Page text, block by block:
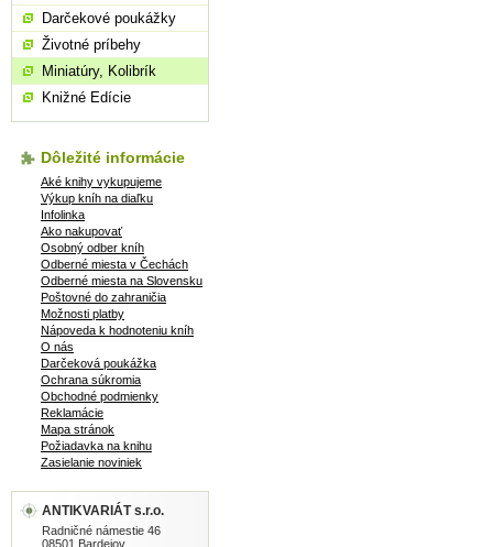
Darčekové poukážky
Životné príbehy
Miniatúry, Kolibrík
Knižné Edície
Dôležité informácie
Aké knihy vykupujeme
Výkup kníh na diaľku
Infolinka
Ako nakupovať
Osobný odber kníh
Odberné miesta v Čechách
Odberné miesta na Slovensku
Poštovné do zahraničia
Možnosti platby
Nápoveda k hodnoteniu kníh
O nás
Darčeková poukážka
Ochrana súkromia
Obchodné podmienky
Reklamácie
Mapa stránok
Požiadavka na knihu
Zasielanie noviniek
ANTIKVARIÁT s.r.o.
Radničné námestie 46
08501 Bardejov